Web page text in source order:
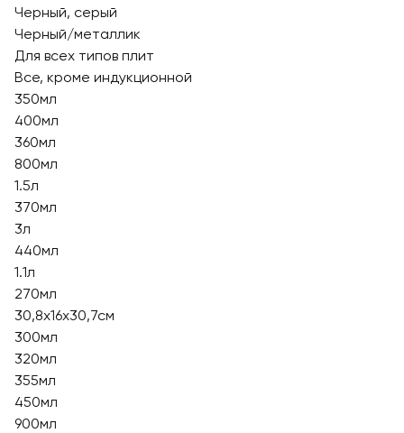
Черный, серый
Черный/металлик
Для всех типов плит
Все, кроме индукционной
350мл
400мл
360мл
800мл
1.5л
370мл
3л
440мл
1.1л
270мл
30,8х16х30,7см
300мл
320мл
355мл
450мл
900мл